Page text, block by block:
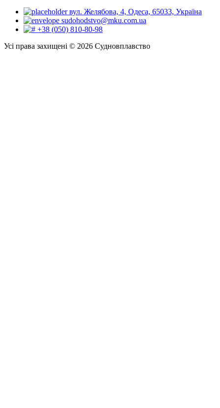
вул. Желябова, 4, Одеса, 65033, Україна
sudohodstvo@mku.com.ua
+38 (050) 810-80-98
Усі права захищені © 2026 Судновплавство